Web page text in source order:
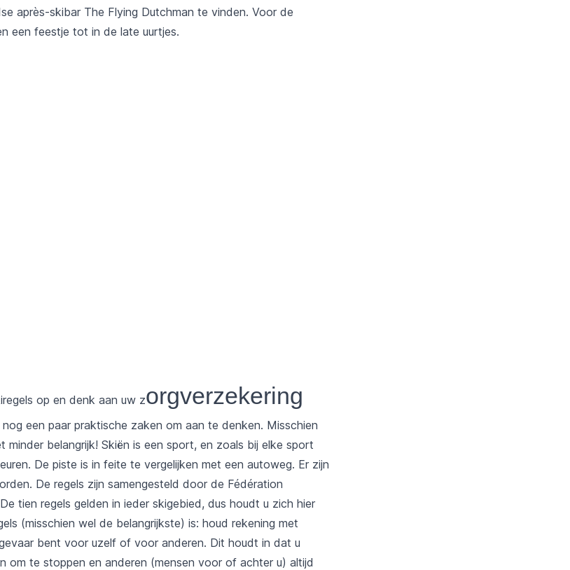
après-skibar The Flying Dutchman te vinden. Voor de
een feestje tot in de late uurtjes.
op en denk aan uw zorgverzekering
een paar praktische zaken om aan te denken. Misschien
minder belangrijk! Skiën is een sport, en zoals bij elke sport
De piste is in feite te vergelijken met een autoweg. Er zijn
De regels zijn samengesteld door de Fédération
tien regels gelden in ieder skigebied, dus houdt u zich hier
(misschien wel de belangrijkste) is: houd rekening met
bent voor uzelf of voor anderen. Dit houdt in dat u
om te stoppen en anderen (mensen voor of achter u) altijd